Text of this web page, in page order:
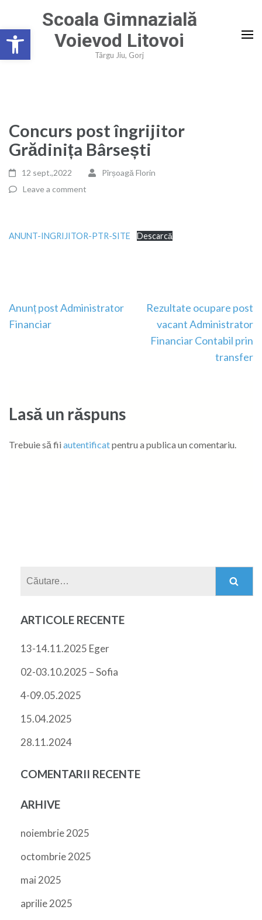
Deschide bara de unelte
content
(Press
Scoala Gimnazială
Voievod Litovoi
Târgu Jiu, Gorj
Concurs post îngrijitor
Grădinița Bârsești
12 sept.,2022
Pîrșoagă Florin
Leave a comment
ANUNT-INGRIJITOR-PTR-SITE Descarcă
Navigare
în
Anunț post Administrator
Financiar
Rezultate ocupare post
vacant Administrator
Financiar Contabil prin
transfer
Lasă un răspuns
Trebuie să fii autentificatpentru a publica un comentariu.
ARTICOLE RECENTE
13-14.11.2025 Eger
02-03.10.2025 – Sofia
4-09.05.2025
15.04.2025
28.11.2024
COMENTARII RECENTE
ARHIVE
noiembrie 2025
octombrie 2025
mai 2025
aprilie 2025